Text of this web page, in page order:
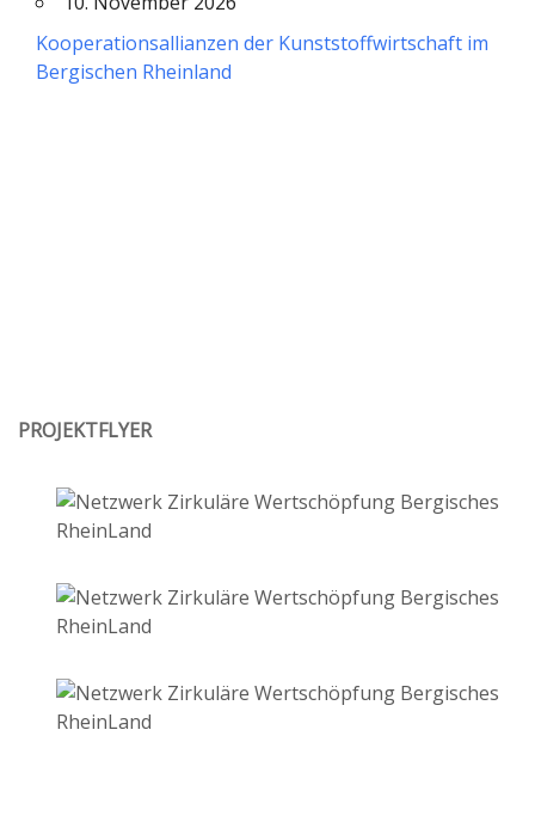
Kooperationsallianzen der Kunststoffwirtschaft im
Bergischen Rheinland
PROJEKTFLYER